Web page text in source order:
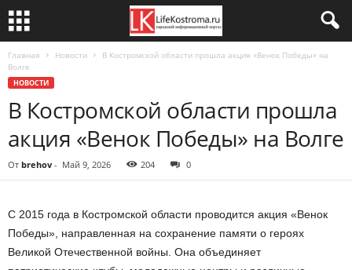
Главная Новости
В Костромской области прошла акция «Венок Победы» на
Волге
НОВОСТИ
В Костромской области прошла
акция «Венок Победы» на Волге
От brehov - Май 9, 2026 204 0
С 2015 года в Костромской области проводится акция «Венок
Победы», направленная на сохранение памяти о героях
Великой Отечественной войны. Она объединяет